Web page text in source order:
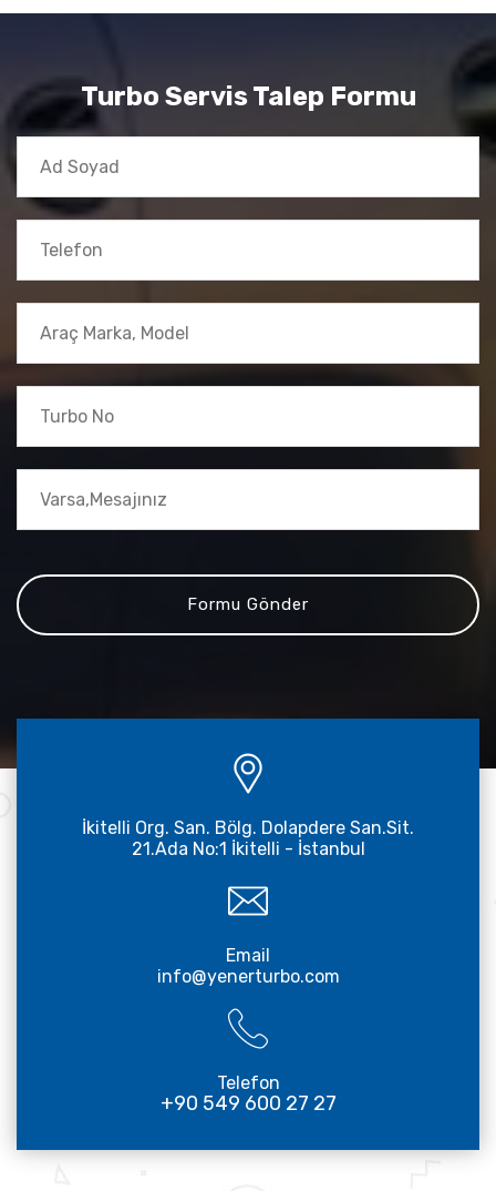
Turbo Servis Talep Formu
İkitelli Org. San. Bölg. Dolapdere San.Sit.
21.Ada No:1 İkitelli - İstanbul
Email
info@yenerturbo.com
Telefon
+90 549 600 27 27